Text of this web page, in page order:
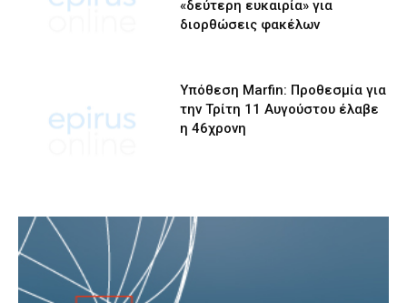
«δεύτερη ευκαιρία» για
διορθώσεις φακέλων
Υπόθεση Marfin: Προθεσμία για
την Τρίτη 11 Αυγούστου έλαβε
η 46χρονη